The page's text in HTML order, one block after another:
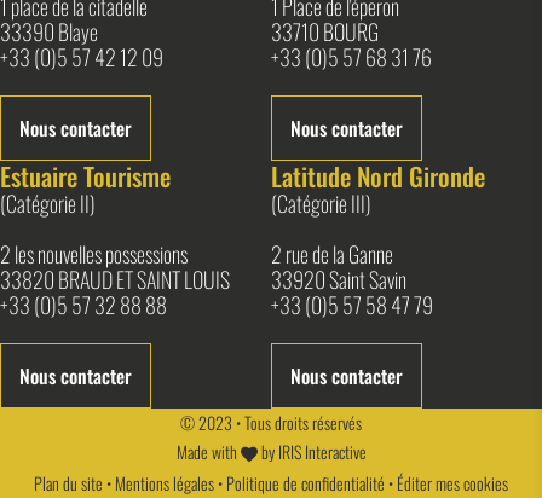
1 place de la citadelle
33390 Blaye
+33 (0)5 57 42 12 09
Nous contacter
1 Place de l'éperon
33710 BOURG
+33 (0)5 57 68 31 76
Nous contacter
Estuaire Tourisme
(Catégorie II)
2 les nouvelles possessions
33820 BRAUD ET SAINT LOUIS
+33 (0)5 57 32 88 88
Nous contacter
Latitude Nord Gironde
(Catégorie III)
2 rue de la Ganne
33920 Saint Savin
+33 (0)5 57 58 47 79
Nous contacter
© 2023 • Tous droits réservés
Made with
byIRIS Interactive
Plan du site •Mentions légales•Politique de confidentialité •Éditer mes cookies